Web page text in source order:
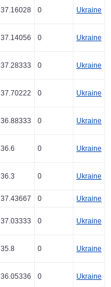
37.16028 0 Ukraine
37.14056 0 Ukraine
37.28333 0 Ukraine
37.70222 0 Ukraine
36.88333 0 Ukraine
36.6 0 Ukraine
36.3 0 Ukraine
37.43667 0 Ukraine
37.03333 0 Ukraine
35.8 0 Ukraine
36.05336 0 Ukraine